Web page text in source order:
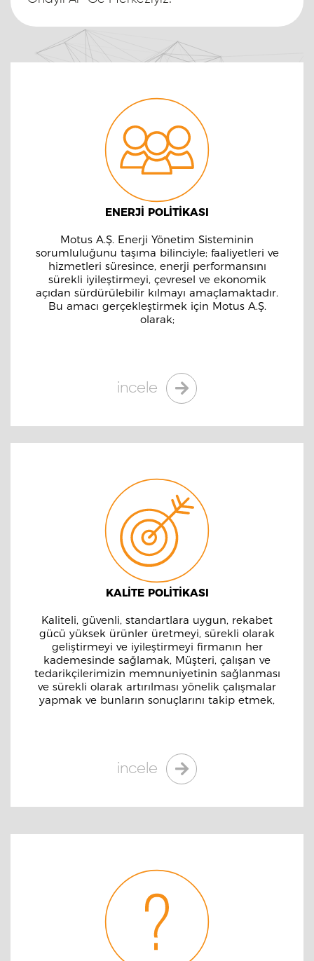
ENERJİ POLİTİKASI
Motus A.Ş. Enerji Yönetim Sisteminin
sorumluluğunu taşıma bilinciyle; faaliyetleri ve
hizmetleri süresince, enerji performansını
sürekli iyileştirmeyi, çevresel ve ekonomik
açıdan sürdürülebilir kılmayı amaçlamaktadır.
Bu amacı gerçekleştirmek için Motus A.Ş.
olarak;
incele
KALİTE POLİTİKASI
Kaliteli, güvenli, standartlara uygun, rekabet
gücü yüksek ürünler üretmeyi, sürekli olarak
geliştirmeyi ve iyileştirmeyi firmanın her
kademesinde sağlamak, Müşteri, çalışan ve
tedarikçilerimizin memnuniyetinin sağlanması
ve sürekli olarak artırılması yönelik çalışmalar
yapmak ve bunların sonuçlarını takip etmek,
incele